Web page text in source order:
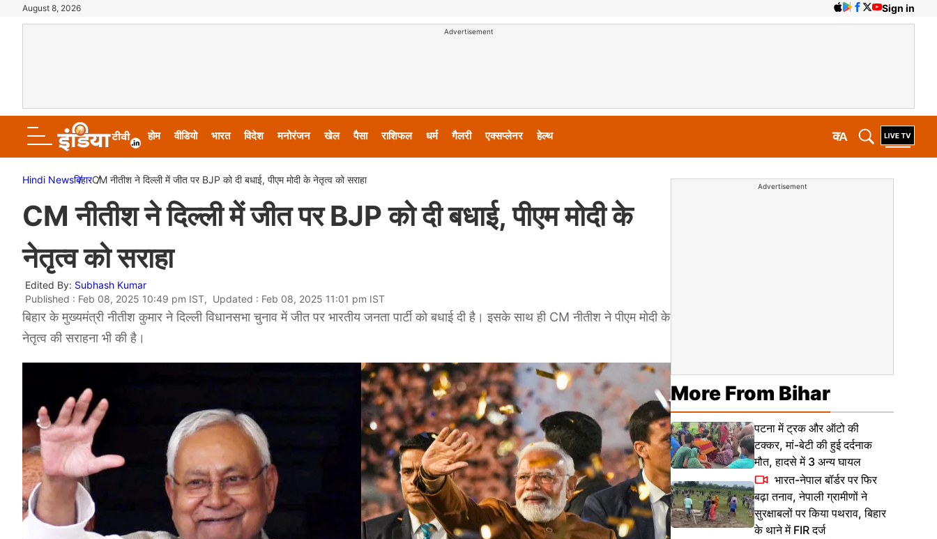
August 8, 2026 Sign in
Advertisement
होम वीडियो भारत विदेश मनोरंजन खेल पैसा राशिफल धर्म गैलरी एक्सप्लेनर हेल्थ A
क
Hindi NewsबिहारCM नीतीश ने दिल्ली में जीत पर BJP को दी बधाई, पीएम मोदी के नेतृत्व को सराहा
CM नीतीश ने दिल्ली में जीत पर BJP को दी बधाई, पीएम मोदी के
नेतृत्व को सराहा
Edited By: Subhash Kumar
Published : Feb 08, 2025 10:49 pm IST, Updated : Feb 08, 2025 11:01 pm IST
बिहार के मुख्यमंत्री नीतीश कुमार ने दिल्ली विधानसभा चुनाव में जीत पर भारतीय जनता पार्टी को बधाई दी है। इसके साथ ही CM नीतीश ने पीएम मोदी के
नेतृत्व की सराहना भी की है।
Advertisement
More From Bihar
पटना में ट्रक और ऑटो की
टक्कर, मां-बेटी की हुई दर्दनाक
मौत, हादसे में 3 अन्य घायल
भारत-नेपाल बॉर्डर पर फिर
बढ़ा तनाव, नेपाली ग्रामीणों ने
सुरक्षाबलों पर किया पथराव, बिहार
के थाने में FIR दर्ज